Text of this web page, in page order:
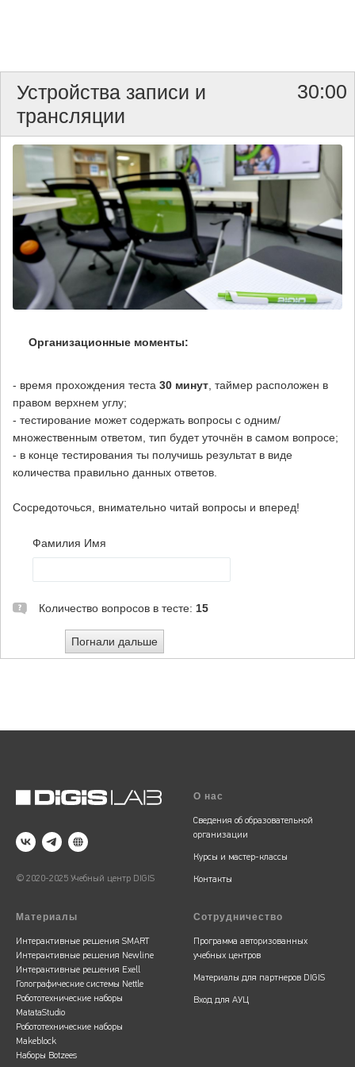
© 2020-2025 Учебный центр DIGIS
О нас
Сведения об образовательной
организации
Курсы и мастер-классы
Контакты
Материалы
Интерактивные решения SMART
Интерактивные решения Newline
Интерактивные решения Exell
Голографические системы Nettle
Робототехнические наборы
MatataStudio
Робототехнические наборы
Makeblock
Наборы Botzees
Сотрудничество
Программа авторизованных
учебных центров
Материалы для партнеров DIGIS
Вход для АУЦ